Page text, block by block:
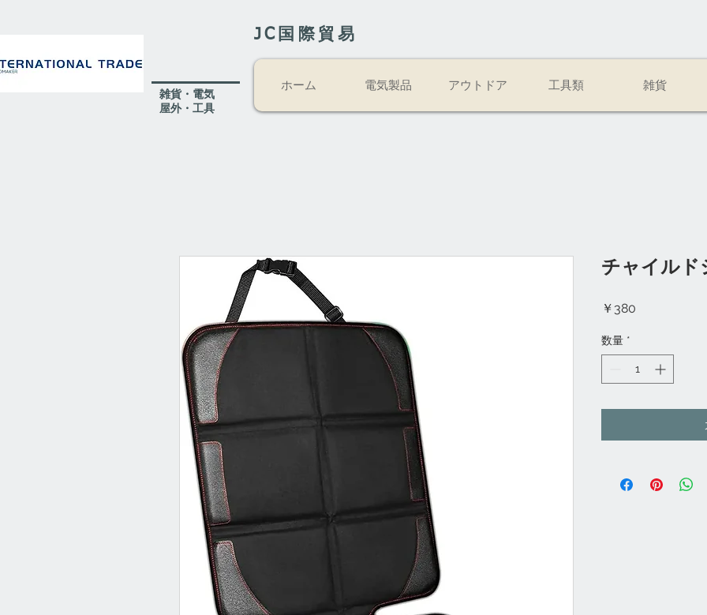
JC国際貿易
​雑貨・電気
​屋外・工具
ホーム 電気製品 アウトドア 工具類 雑貨
チャイルド
￥380
数量 *